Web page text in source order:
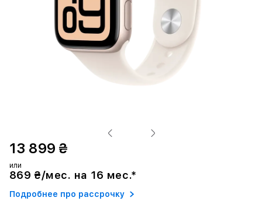
13 899 ₴
или
869 ₴/мес. на 16 мес.*
Подробнее про рассрочку